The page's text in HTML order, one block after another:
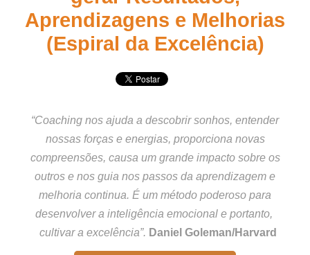
Aprendizagens e Melhorias
(Espiral da Excelência)
“Coaching nos ajuda a descobrir sonhos, entender
nossas forças e energias, proporciona novas
compreensões, causa um grande impacto sobre os
outros e nos guia nos passos da aprendizagem e
melhoria continua. É um método poderoso para
desenvolver a inteligência emocional e portanto,
cultivar a excelência”. Daniel Goleman/Harvard